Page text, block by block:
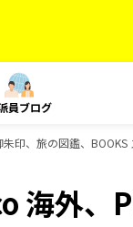
員ブログ
印、旅の図鑑、
海外、